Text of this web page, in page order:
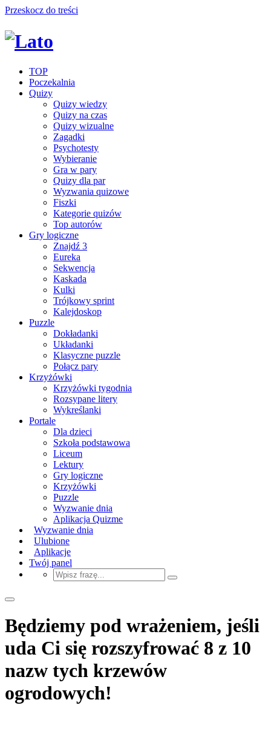
Przeskocz do treści
TOP
Poczekalnia
Quizy
Quizy wiedzy
Quizy na czas
Quizy wizualne
Zagadki
Psychotesty
Wybieranie
Gra w pary
Quizy dla par
Wyzwania quizowe
Fiszki
Kategorie quizów
Top autorów
Gry logiczne
Znajdź 3
Eureka
Sekwencja
Kaskada
Kulki
Trójkowy sprint
Kalejdoskop
Puzzle
Dokładanki
Układanki
Klasyczne puzzle
Połącz pary
Krzyżówki
Krzyżówki tygodnia
Rozsypane litery
Wykreślanki
Portale
Dla dzieci
Szkoła podstawowa
Liceum
Lektury
Gry logiczne
Krzyżówki
Puzzle
Wyzwanie dnia
Aplikacja Quizme
Wyzwanie dnia
Ulubione
Aplikacje
Twój panel
Będziemy pod wrażeniem, jeśli
uda Ci się rozszyfrować 8 z 10
nazw tych krzewów
ogrodowych!